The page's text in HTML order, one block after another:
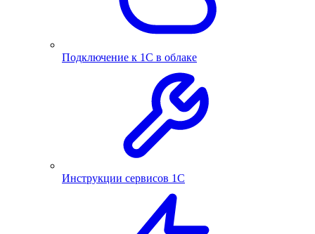
Подключение к 1С в облаке
Инструкции сервисов 1С